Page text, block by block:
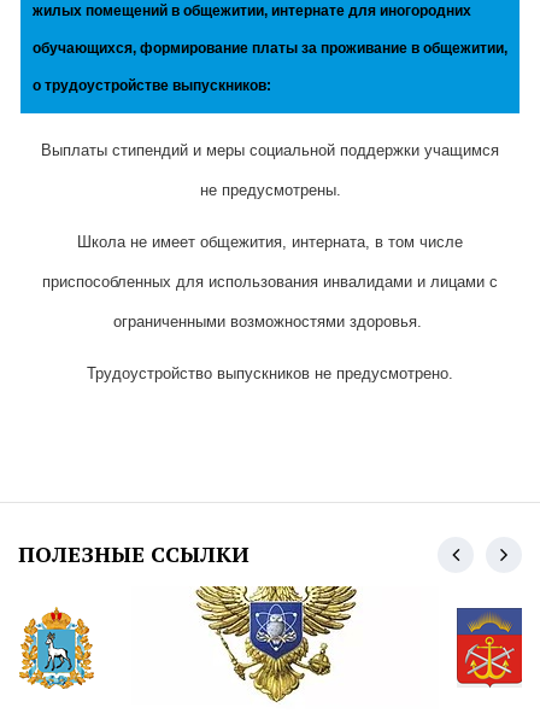
жилых помещений в общежитии, интернате для иногородних
обучающихся, формирование платы за проживание в общежитии,
о трудоустройстве выпускников:
Выплаты стипендий и меры социальной поддержки учащимся
не предусмотрены.
Школа не имеет общежития, интерната, в том числе
приспособленных для использования инвалидами и лицами с
ограниченными возможностями здоровья.
Трудоустройство выпускников не предусмотрено.
ПОЛЕЗНЫЕ ССЫЛКИ